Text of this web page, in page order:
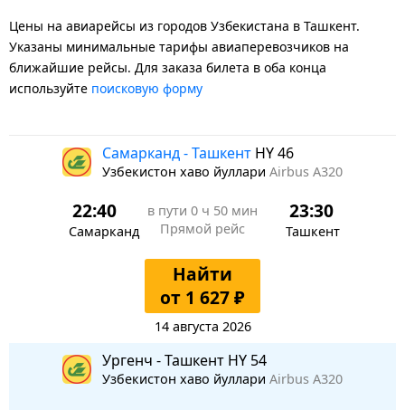
Цены на авиарейсы из городов Узбекистана в Ташкент.
Указаны минимальные тарифы авиаперевозчиков на
ближайшие рейсы. Для заказа билета в оба конца
используйте поисковую форму
Самарканд - Ташкент HY 46
Узбекистон хаво йуллари Airbus A320
22:40
Самарканд
в пути 0 ч 50 мин
Прямой рейс
23:30
Ташкент
Найти
от 1 627 ₽
14 августа 2026
Ургенч - Ташкент HY 54
Узбекистон хаво йуллари Airbus A320